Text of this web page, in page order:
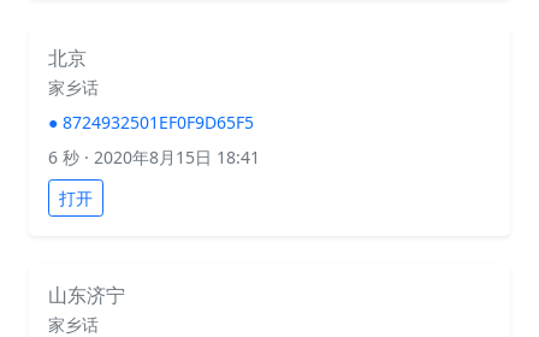
北京
家乡话
● 8724932501EF0F9D65F5
6 秒 · 2020年8月15日 18:41
打开
山东济宁
家乡话